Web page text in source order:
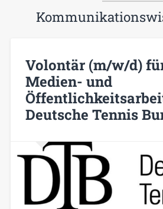
Volontär (m/w/d)
Medien- und
Deutsche Tennis